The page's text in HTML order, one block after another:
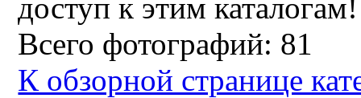
доступ к этим
Всего фотографий: 81
К обзорной странице